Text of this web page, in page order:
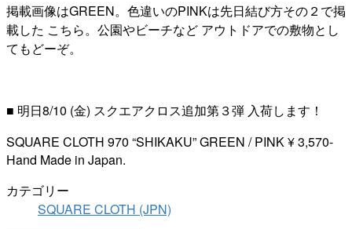
掲載画像はGREEN。色違いのPINKは先日結び方その２で掲
載した こちら。公園やビーチなど アウトドアでの敷物とし
てもどーぞ。
■ 明日8/10 (金) スクエアクロス追加第３弾 入荷します！
SQUARE CLOTH 970 “SHIKAKU” GREEN / PINK ¥ 3,570-
Hand Made in Japan.
カテゴリー
SQUARE CLOTH (JPN)